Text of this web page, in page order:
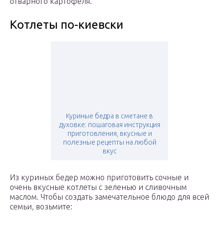
Котлеты по-киевски
Куриные бедра в сметане в
духовке: пошаговая инструкция
приготовления, вкусные и
полезные рецепты на любой
вкус
Из куриных бедер можно приготовить сочные и
очень вкусные котлеты с зеленью и сливочным
маслом. Чтобы создать замечательное блюдо для всей
семьи, возьмите: